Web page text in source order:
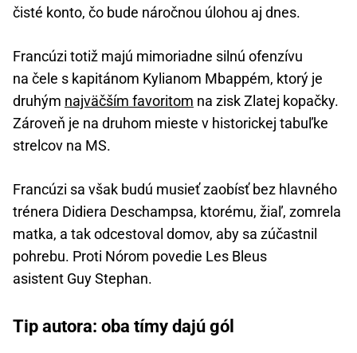
čisté konto, čo bude náročnou úlohou aj dnes.
Francúzi totiž majú mimoriadne silnú ofenzívu
na čele s kapitánom Kylianom Mbappém, ktorý je
druhým najväčším favoritom na zisk Zlatej kopačky.
Zároveň je na druhom mieste v historickej tabuľke
strelcov na MS.
Francúzi sa však budú musieť zaobísť bez hlavného
trénera Didiera Deschampsa, ktorému, žiaľ, zomrela
matka, a tak odcestoval domov, aby sa zúčastnil
pohrebu. Proti Nórom povedie Les Bleus
asistent Guy Stephan.
Tip autora: oba tímy dajú gól